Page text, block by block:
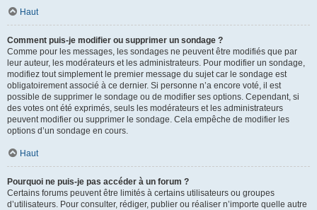
Haut
Comment puis-je modifier ou supprimer un sondage ?
Comme pour les messages, les sondages ne peuvent être modifiés que par
leur auteur, les modérateurs et les administrateurs. Pour modifier un sondage,
modifiez tout simplement le premier message du sujet car le sondage est
obligatoirement associé à ce dernier. Si personne n’a encore voté, il est
possible de supprimer le sondage ou de modifier ses options. Cependant, si
des votes ont été exprimés, seuls les modérateurs et les administrateurs
peuvent modifier ou supprimer le sondage. Cela empêche de modifier les
options d’un sondage en cours.
Haut
Pourquoi ne puis-je pas accéder à un forum ?
Certains forums peuvent être limités à certains utilisateurs ou groupes
d’utilisateurs. Pour consulter, rédiger, publier ou réaliser n’importe quelle autre